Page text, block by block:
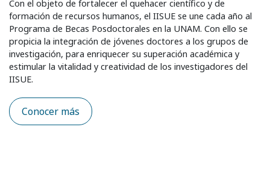
Con el objeto de fortalecer el quehacer científico y de
formación de recursos humanos, el IISUE se une cada año al
Programa de Becas Posdoctorales en la UNAM. Con ello se
propicia la integración de jóvenes doctores a los grupos de
investigación, para enriquecer su superación académica y
estimular la vitalidad y creatividad de los investigadores del
IISUE.
Conocer más